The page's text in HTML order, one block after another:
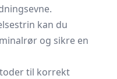
kan du
og sikre en
til korrekt